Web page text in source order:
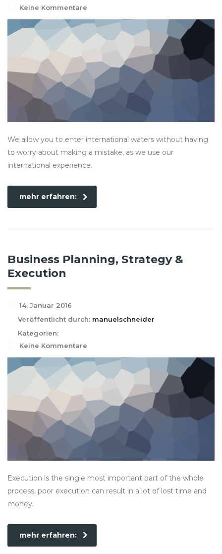
Keine Kommentare
We allow you to enter international waters without having
to worry about making a mistake, as we use our
international experience.
mehr erfahren:
Business Planning, Strategy &
Execution
14. Januar 2016
Veröffentlicht durch: manuelschneider
Kategorien:
Keine Kommentare
Execution is the single most important part of the whole
process, poor execution can result in a lot of lost time and
money.
mehr erfahren: